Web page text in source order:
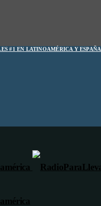
#1 EN LATINOAMÉRICA Y ESPAÑA